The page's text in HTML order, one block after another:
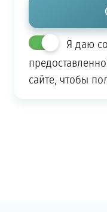
Я даю
сайте, чтобы